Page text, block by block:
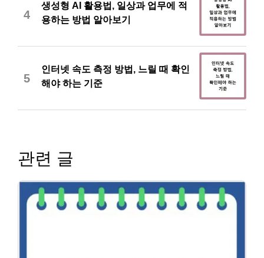
4
생성형 AI 활용법, 일상과 업무에 적
용하는 방법 알아보기
5
인터넷 속도 측정 방법, 느릴 때 확인
해야 하는 기준
관련 글